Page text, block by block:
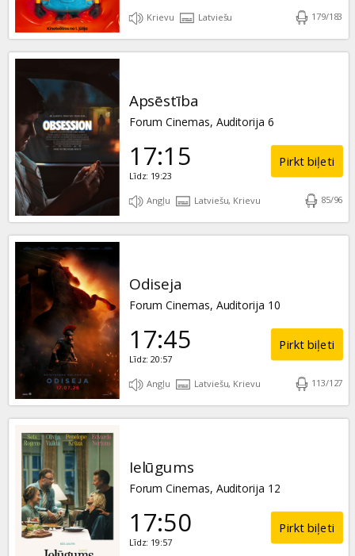
Krievu Latviešu 179/183
Apsēstība
Forum Cinemas, Auditorija 6
17:15
Līdz: 19:23
Pirkt biļeti
Angļu Latviešu, Krievu 85/96
Odiseja
Forum Cinemas, Auditorija 10
17:45
Līdz: 20:57
Pirkt biļeti
Angļu Latviešu, Krievu 113/127
Ielūgums
Forum Cinemas, Auditorija 12
17:50
Līdz: 19:57
Pirkt biļeti